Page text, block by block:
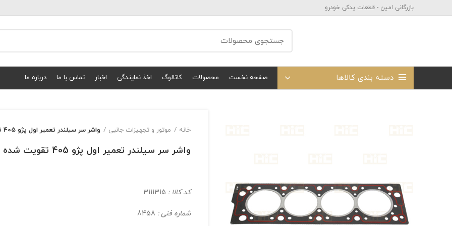
بازرگانی امین - قطعات یدکی خودرو
دسته بندی کالاها صفحه نخست محصولات کاتالوگ اخذ نمایندگی اخبار تماس با ما درباره ما
خانه موتور و تجهیزات جانبی واشر سر سیلندر تعمیر اول پژو 405 تقویت شده
واشر سر سیلندر تعمیر اول پژو 405 تقویت شده
کد کالا :
شماره فنی :